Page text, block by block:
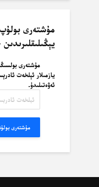
مۇشتەرى
مۇشتەرى
يازمىلار ئېلخەت
ئەۋەتىلىدۇ.
ئادرېسىڭىز.
مۇشتەرى